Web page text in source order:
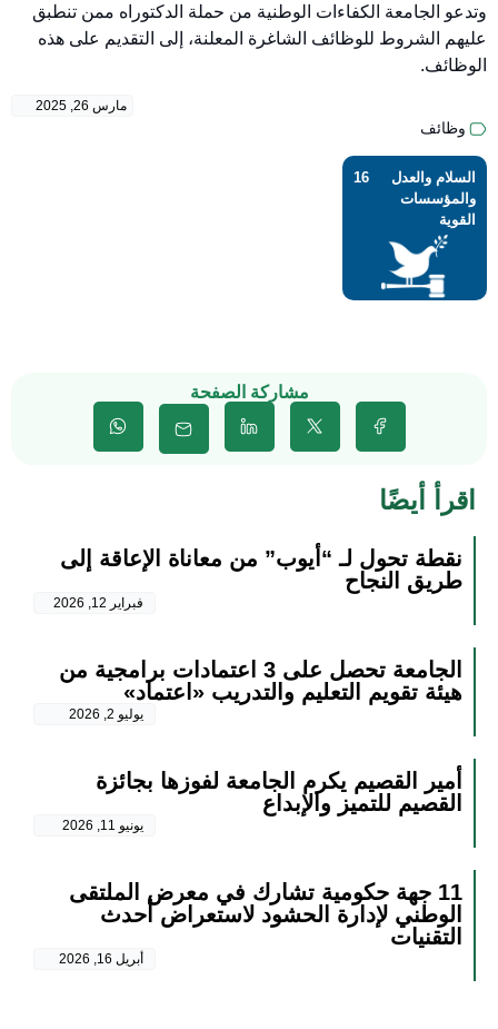
وتدعو الجامعة الكفاءات الوطنية من حملة الدكتوراه ممن تنطبق
عليهم الشروط للوظائف الشاغرة المعلنة، إلى التقديم على هذه
الوظائف.
مارس 26, 2025
وظائف
السلام والعدل
والمؤسسات
القوية
16
مشاركة الصفحة
اقرأ أيضًا
نقطة تحول لـ “أيوب” من معاناة الإعاقة إلى
طريق النجاح
فبراير 12, 2026
الجامعة تحصل على 3 اعتمادات برامجية من
هيئة تقويم التعليم والتدريب «اعتماد»
يوليو 2, 2026
أمير القصيم يكرم الجامعة لفوزها بجائزة
القصيم للتميز والإبداع
يونيو 11, 2026
11 جهة حكومية تشارك في معرض الملتقى
الوطني لإدارة الحشود لاستعراض أحدث
التقنيات
أبريل 16, 2026